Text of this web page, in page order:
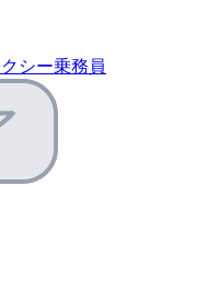
シー乗務員